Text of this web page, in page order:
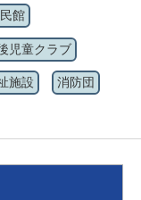
館
児童クラブ
施設 消防団